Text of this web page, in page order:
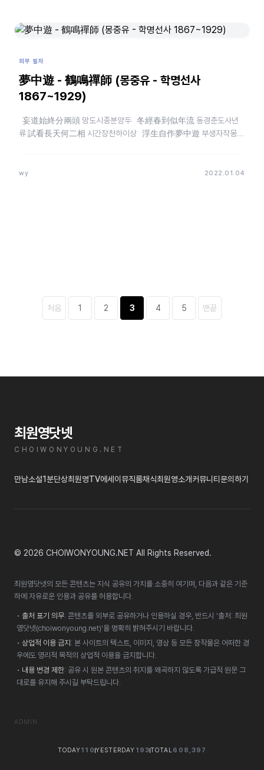
외부 필자
夢中遊 - 鶴鳴禪師 (몽중유 - 학명선사
1867~1929)
妄道始終分兩頭 망도시종분양두 冬經春到似年流 동경춘도사년
류 試看長天何二相 시간장천하이상 浮生自作夢中遊 부생자작몽중
wy 2022.01.04
처음 1 2 3 4 5 맨끝
최원영닷넷
CHOIWONYOUNG.NET
만남소설1분단상최원영TV에세이 뮤직룸채식최원영소개커뮤니티 문의하기
© 2026 CHOIWONYOUNG.NET All Rights Reserved.
최원영닷넷의 모든 콘텐츠는 지식 공유의 가치를 소중히 여기며, 다음과 같은 기준
하에 자유로운 인용과 공유를 허용합니다.
• 출처 표기 의무: 콘텐츠를 외부로 공유하거나 인용하실 경우, 반드시 '출처: 최원
영닷넷(choiwonyoung.net)'을 명확히 밝혀주시기 바랍니다.
• 상업적 이용 금지 : 본 사이트의 텍스트, 이미지, 영상 등 모든 창작물은 어떠한 경
우에도 영리적 목적의 상업적 이용을 금지합니다.
• 내용 변경 제한: 공유 시 원본 콘텐츠의 취지를 왜곡하지 않도록 가급적 원문 그
대로를 유지해 주시길 부탁드립니다.
ADMIN
TODAY110 YESTERDAY 193TOTAL608,397